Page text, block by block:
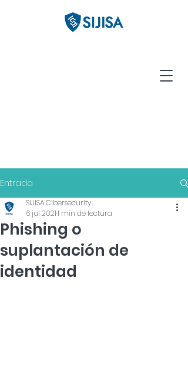
Entrada
Phishing o
suplantación de
identidad
SIJISA Cibersecurity
6 jul 20211 min de lectura